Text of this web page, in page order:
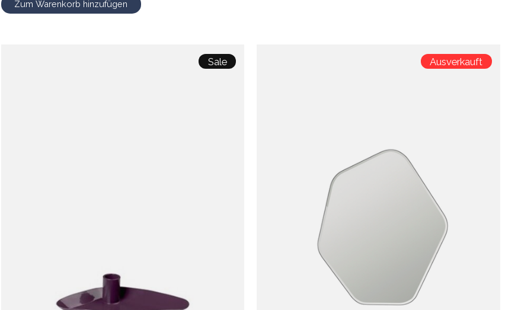
Zum Warenkorb hinzufügen
Sale Ausverkauft